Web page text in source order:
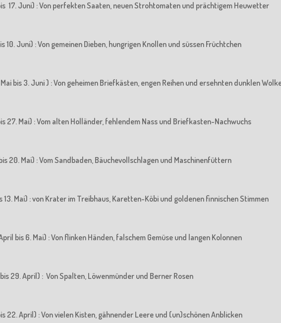
17. Juni) : Von perfekten Saaten, neuen Strohtomaten und prächtigem Heuwetter
10. Juni) : Von gemeinen Dieben, hungrigen Knollen und süssen Früchtchen
bis 3. Juni ) : Von geheimen Briefkästen, engen Reihen und ersehnten dunklen
27. Mai) : Vom alten Holländer, fehlendem Nass und Briefkasten-Nachwuchs
20. Mai) : Vom Sandbaden, Bäuchevollschlagen und Maschinenfüttern
13. Mai) : von Krater im Treibhaus, Karetten-Köbi und goldenen finnischen Stimmen
bis 6. Mai) : Von flinken Händen, falschem Gemüse und langen Kolonnen
29. April) : Von Spalten, Löwenmünder und Berner Rosen
22. April) : Von vielen Kisten, gähnender Leere und (un)schönen Anblicken